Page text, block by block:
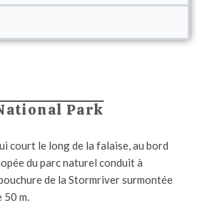
Park
court le long de la falaise, au bord
du parc naturel conduit à
de la Stormriver surmontée
50 m.